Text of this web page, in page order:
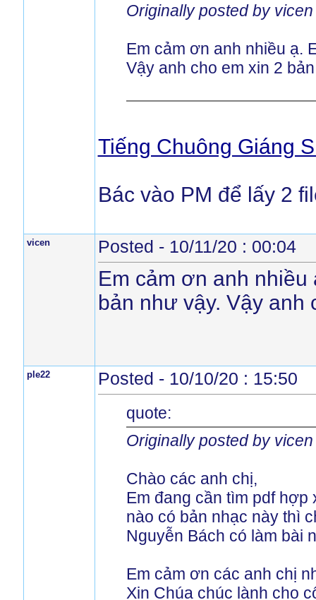
Originally posted by vicen
Em cảm ơn anh nhiều ạ.
Vậy anh cho em xin 2
Tiếng Chuông Giáng
Bác vào PM để lấy 2
vicen Posted - 10/11/20 : 00:04
Em cảm ơn anh nhiều
bản như vậy. Vậy anh
ple22 Posted - 10/10/20 : 15:50
quote:
Originally posted by vicen
Chào các anh chị,
Em đang cần tìm pdf hợp
nào có bản nhạc này thì
Nguyễn Bách có làm bài
Em cảm ơn các anh chị
Xin Chúa chúc lành cho